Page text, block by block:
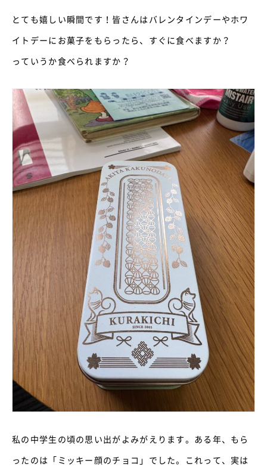
とても嬉しい瞬間です！皆さんはバレンタインデーやホワ
イトデーにお菓子をもらったら、すぐに食べますか？
っていうか食べられますか？
私の中学生の頃の思い出がよみがえります。ある年、もら
ったのは「ミッキー顔のチョコ」でした。これって、実は